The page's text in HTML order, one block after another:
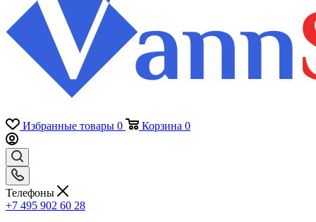
Избранные товары 0 Корзина 0
Телефоны
+7 495 902 60 28